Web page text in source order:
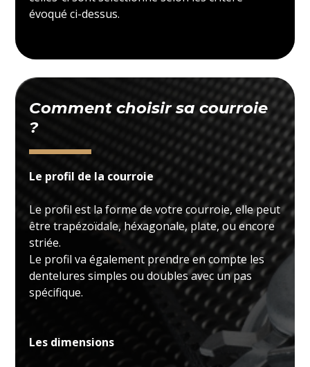
évoqué ci-dessus.
Comment choisir sa courroie
?
Le profil de la courroie
Le profil est la forme de votre courroie, elle peut
être trapézoïdale, héxagonale, plate, ou encore
striée.
Le profil va également prendre en compte les
dentelures simples ou doubles avec un pas
spécifique.
Les dimensions